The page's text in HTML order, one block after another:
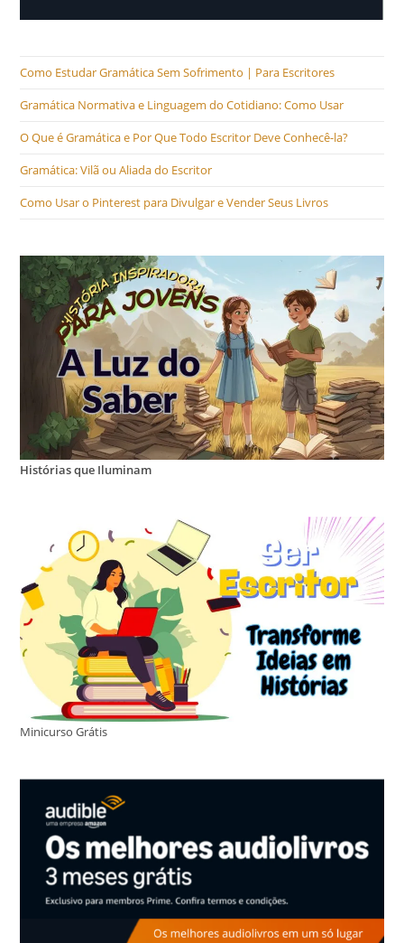
Como Estudar Gramática Sem Sofrimento | Para Escritores
Gramática Normativa e Linguagem do Cotidiano: Como Usar
O Que é Gramática e Por Que Todo Escritor Deve Conhecê-la?
Gramática: Vilã ou Aliada do Escritor
Como Usar o Pinterest para Divulgar e Vender Seus Livros
Histórias que Iluminam
Minicurso Grátis